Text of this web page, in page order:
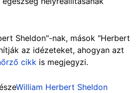
Sheldon"-nak, mások "Herbert
az idézeteket, ahogyan azt
cikk is megjegyzi.
William Herbert Sheldon